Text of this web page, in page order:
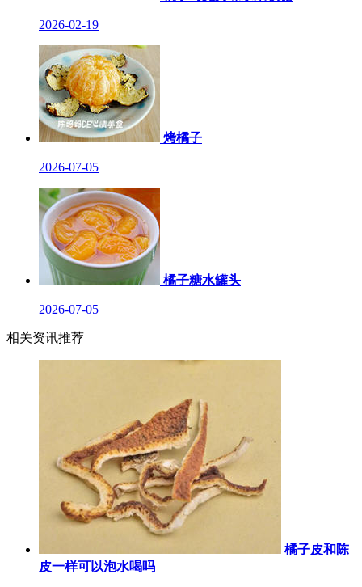
2026-02-19
烤橘子
2026-07-05
橘子糖水罐头
2026-07-05
相关资讯推荐
橘子皮和陈
皮一样可以泡水喝吗